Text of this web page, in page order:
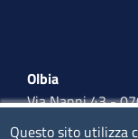
Olbia
Via Nanni 43 -
Tel. 0789
Questo sito utilizza